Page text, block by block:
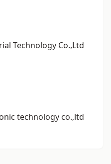
Technology Co.,Ltd
technology co.,ltd